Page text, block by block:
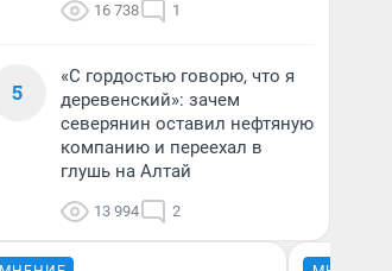
16 738 1
5
«С гордостью говорю, что я
деревенский»: зачем
северянин оставил нефтяную
компанию и переехал в
глушь на Алтай
13 994 2